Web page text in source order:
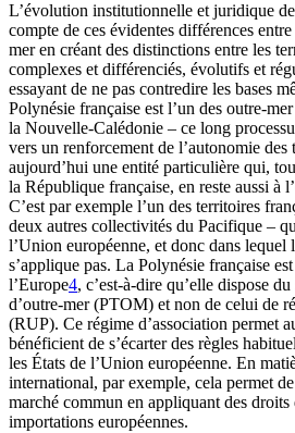
L’évolution institutionnelle et juridique
compte de ces évidentes différences
mer en créant des distinctions entre les
complexes et différenciés, évolutifs et
essayant de ne pas contredire les bases
Polynésie française est l’un des outre-
la Nouvelle-Calédonie – ce long
vers un renforcement de l’autonomie
aujourd’hui une entité particulière qui,
la République française, en reste aussi à
C’est par exemple l’un des territoires
deux autres collectivités du Pacifique –
l’Union européenne, et donc dans lequel
s’applique pas. La Polynésie française est
l’Europe4, c’est-à-dire qu’elle dispose
d’outre-mer (PTOM) et non de celui de
(RUP). Ce régime d’association permet
bénéficient de s’écarter des règles
les États de l’Union européenne. En
international, par exemple, cela permet
marché commun en appliquant des droits
importations européennes.